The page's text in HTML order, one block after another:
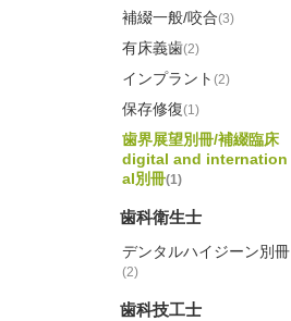
補綴一般/咬合(3)
有床義歯(2)
インプラント (2)
保存修復(1)
歯界展望別冊/補綴臨床
digital and internation
al別冊(1)
歯科衛生士
デンタルハイジーン別冊
(2)
歯科技工士